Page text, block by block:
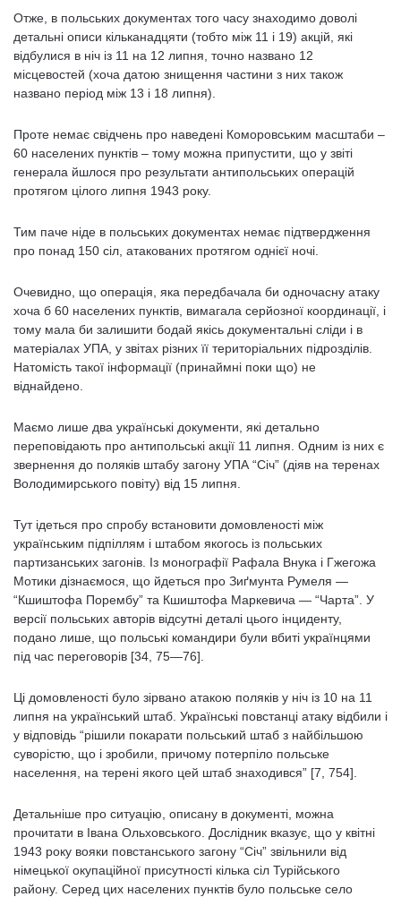
Отже, в польських документах того часу знаходимо доволі
детальні описи кільканадцяти (тобто між 11 і 19) акцій, які
відбулися в ніч із 11 на 12 липня, точно названо 12
місцевостей (хоча датою знищення частини з них також
названо період між 13 і 18 липня).
Проте немає свідчень про наведені Коморовським масштаби –
60 населених пунктів – тому можна припустити, що у звіті
генерала йшлося про результати антипольських операцій
протягом цілого липня 1943 року.
Тим паче ніде в польських документах немає підтвердження
про понад 150 сіл, атакованих протягом однієї ночі.
Очевидно, що операція, яка передбачала би одночасну атаку
хоча б 60 населених пунктів, вимагала серйозної координації, і
тому мала би залишити бодай якісь документальні сліди і в
матеріалах УПА, у звітах різних її територіальних підрозділів.
Натомість такої інформації (принаймні поки що) не
віднайдено.
Маємо лише два українські документи, які детально
переповідають про антипольські акції 11 липня. Одним із них є
звернення до поляків штабу загону УПА “Січ” (діяв на теренах
Володимирського повіту) від 15 липня.
Тут ідеться про спробу встановити домовленості між
українським підпіллям і штабом якогось із польських
партизанських загонів. Із монографії Рафала Внука і Гжегожа
Мотики дізнаємося, що йдеться про Зиґмунта Румеля —
“Кшиштофа Порембу” та Кшиштофа Маркевича — “Чарта”. У
версії польських авторів відсутні деталі цього інциденту,
подано лише, що польські командири були вбиті українцями
під час переговорів [34, 75—76].
Ці домовленості було зірвано атакою поляків у ніч із 10 на 11
липня на український штаб. Українські повстанці атаку відбили і
у відповідь “рішили покарати польський штаб з найбільшою
суворістю, що і зробили, причому потерпіло польське
населення, на терені якого цей штаб знаходився” [7, 754].
Детальніше про ситуацію, описану в документі, можна
прочитати в Івана Ольховського. Дослідник вказує, що у квітні
1943 року вояки повстанського загону “Січ” звільнили від
німецької окупаційної присутності кілька сіл Турійського
району. Серед цих населених пунктів було польське село